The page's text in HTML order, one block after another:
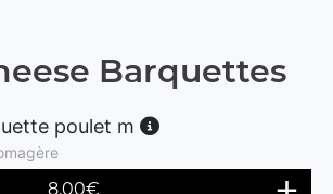
Barquettes
poulet m
8.00€